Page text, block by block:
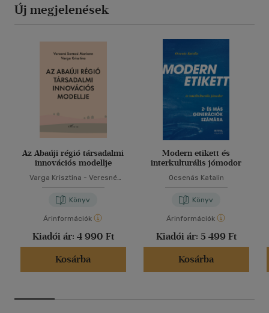
Új megjelenések
Az Abaúji régió társadalmi
innovációs modellje
Varga Krisztina - Veresné
Könyv
Árinformációk
Kiadói ár: 4 990 Ft
Kosárba
Modern etikett és
interkulturális jómodor
Ocsenás Katalin
Könyv
Árinformációk
Kiadói ár: 5 499 Ft
Kosárba